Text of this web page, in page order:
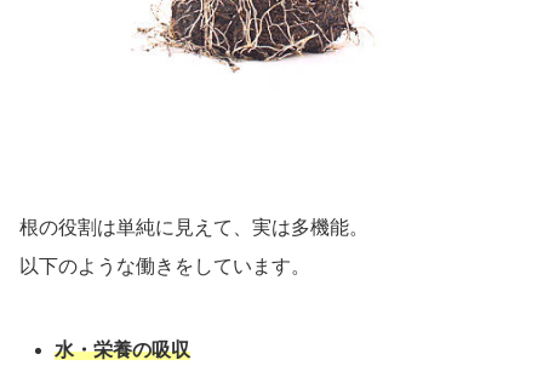
根の役割は単純に見えて、実は多機能。
以下のような働きをしています。
水・栄養の吸収